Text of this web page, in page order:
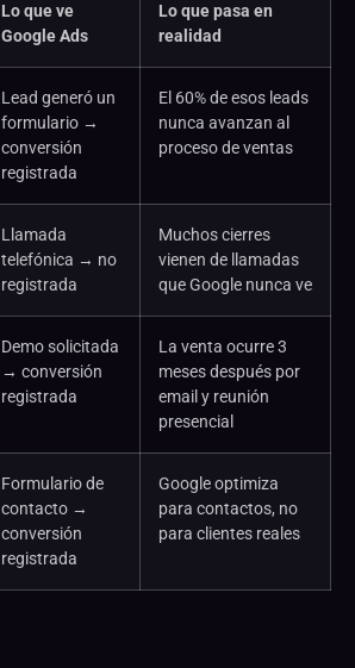
Lo que ve
Google Ads
Lo que pasa en
realidad
Lead generó un
formulario →
conversión
registrada
El 60% de esos leads
nunca avanzan al
proceso de ventas
Llamada
telefónica → no
registrada
Muchos cierres
vienen de llamadas
que Google nunca ve
Demo solicitada
→ conversión
registrada
La venta ocurre 3
meses después por
email y reunión
presencial
Formulario de
contacto →
conversión
registrada
Google optimiza
para contactos, no
para clientes reales